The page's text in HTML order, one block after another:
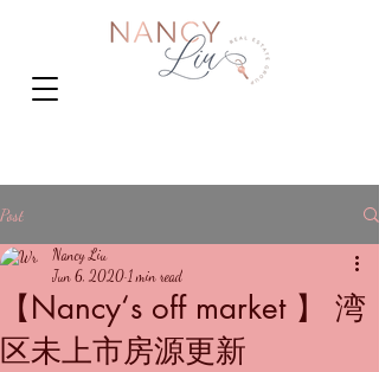
Post
【Nancy‘s off market 】 湾
区未上市房源更新
Nancy Liu
Jun 6, 2020 1 min read